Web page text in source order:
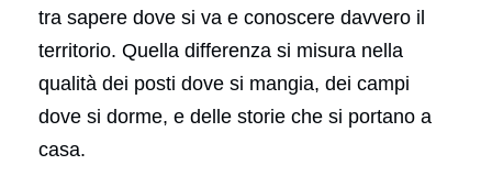
tra sapere dove si va e conoscere davvero il
territorio. Quella differenza si misura nella
qualità dei posti dove si mangia, dei campi
dove si dorme, e delle storie che si portano a
casa.